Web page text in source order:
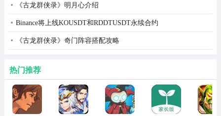
《古龙群侠录》明月心介绍
Binance将上线KOUSDT和RDDTUSDT永续合约
《古龙群侠录》奇门阵容搭配攻略
热门推荐